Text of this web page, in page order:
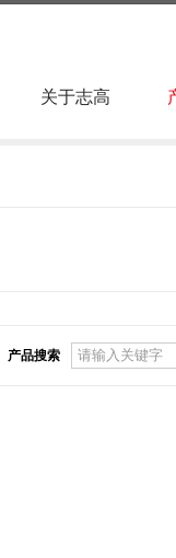
关于志高
产品搜索